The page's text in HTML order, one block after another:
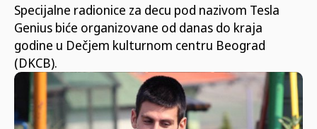
Specijalne radionice za decu pod nazivom Tesla
Genius biće organizovane od danas do kraja
godine u Dečjem kulturnom centru Beograd
(DKCB).